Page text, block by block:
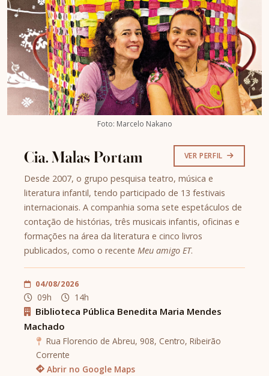
Foto: Marcelo Nakano
Cia. Malas Portam VER PERFIL
Desde 2007, o grupo pesquisa teatro, música e
literatura infantil, tendo participado de 13 festivais
internacionais. A companhia soma sete espetáculos de
contação de histórias, três musicais infantis, oficinas e
formações na área da literatura e cinco livros
publicados, como o recente Meu amigo ET.
04/08/2026
09h 14h
Biblioteca Pública Benedita Maria Mendes
Machado
Rua Florencio de Abreu, 908, Centro, Ribeirão
Corrente
Abrir no Google Maps